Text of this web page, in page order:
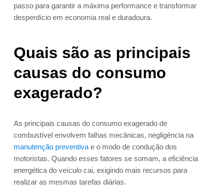
passo para garantir a máxima performance e transformar
desperdício em economia real e duradoura.
Quais são as principais
causas do consumo
exagerado?
As principais causas do consumo exagerado de
combustível envolvem falhas mecânicas, negligência na
manutenção preventiva e o modo de condução dos
motoristas. Quando esses fatores se somam, a eficiência
energética do veículo cai, exigindo mais recursos para
realizar as mesmas tarefas diárias.